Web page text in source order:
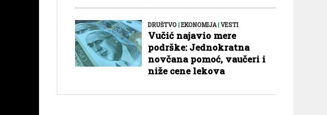
DRUŠTVO|EKONOMIJA|VESTI
Vučić najavio mere
podrške: Jednokratna
novčana pomoć, vaučeri i
niže cene lekova